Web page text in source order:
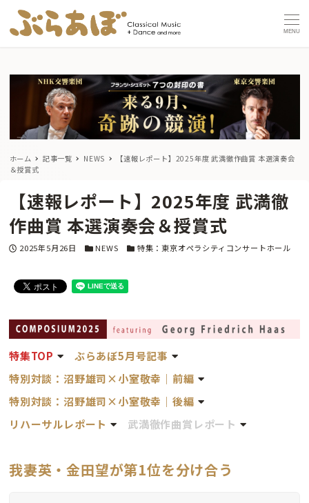
MENU
ホーム 記事一覧 NEWS
【速報レポート】2025年度 武満徹作曲賞 本選演奏会
＆授賞式
【速報レポート】2025年度 武満徹
作曲賞 本選演奏会＆授賞式
投稿日
2025年5月26日 カテゴリー
NEWS カテゴリー
特集：東京オペラシティコンサートホール
特集TOP
ぶらあぼ5月号記事
特別対談：沼野雄司×小室敬幸 ｜前編
特別対談：沼野雄司×小室敬幸｜後編
リハーサルレポート
武満徹作曲賞レポート
我妻英・金田望が第1位を分け合う